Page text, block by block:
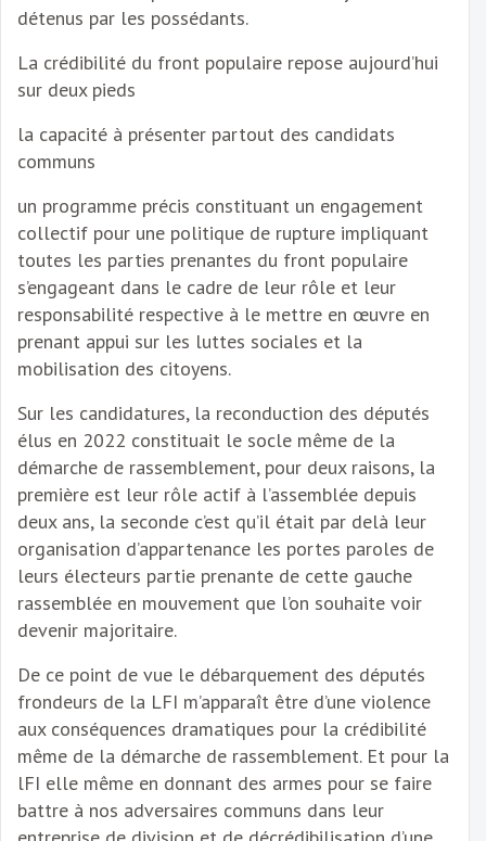
détenus par les possédants.
La crédibilité du front populaire repose aujourd’hui
sur deux pieds
la capacité à présenter partout des candidats
communs
un programme précis constituant un engagement
collectif pour une politique de rupture impliquant
toutes les parties prenantes du front populaire
s’engageant dans le cadre de leur rôle et leur
responsabilité respective à le mettre en œuvre en
prenant appui sur les luttes sociales et la
mobilisation des citoyens.
Sur les candidatures, la reconduction des députés
élus en 2022 constituait le socle même de la
démarche de rassemblement, pour deux raisons, la
première est leur rôle actif à l’assemblée depuis
deux ans, la seconde c’est qu’il était par delà leur
organisation d’appartenance les portes paroles de
leurs électeurs partie prenante de cette gauche
rassemblée en mouvement que l’on souhaite voir
devenir majoritaire.
De ce point de vue le débarquement des députés
frondeurs de la LFI m’apparaît être d’une violence
aux conséquences dramatiques pour la crédibilité
même de la démarche de rassemblement. Et pour la
lFI elle même en donnant des armes pour se faire
battre à nos adversaires communs dans leur